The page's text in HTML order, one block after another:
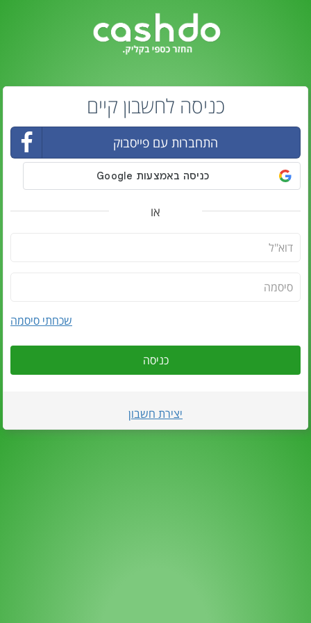
כניסה לחשבון קיים
התחברות עם פייסבוק
או
שכחתי סיסמה
כניסה
יצירת חשבון